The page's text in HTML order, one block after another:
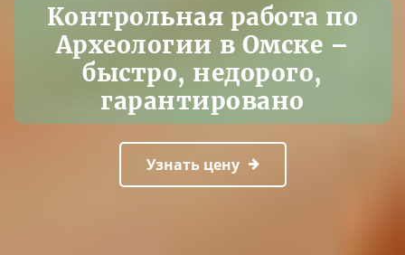
Контрольная работа по
Археологии в Омске –
быстро, недорого,
гарантировано
Узнать цену